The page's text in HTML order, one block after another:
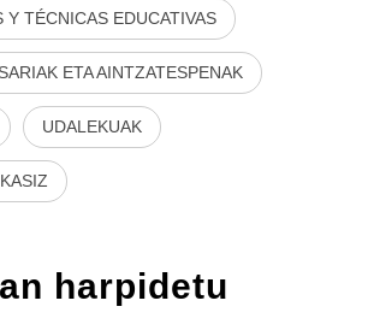
Y TÉCNICAS EDUCATIVAS
SARIAK ETA AINTZATESPENAK
UDALEKUAK
harpidetu